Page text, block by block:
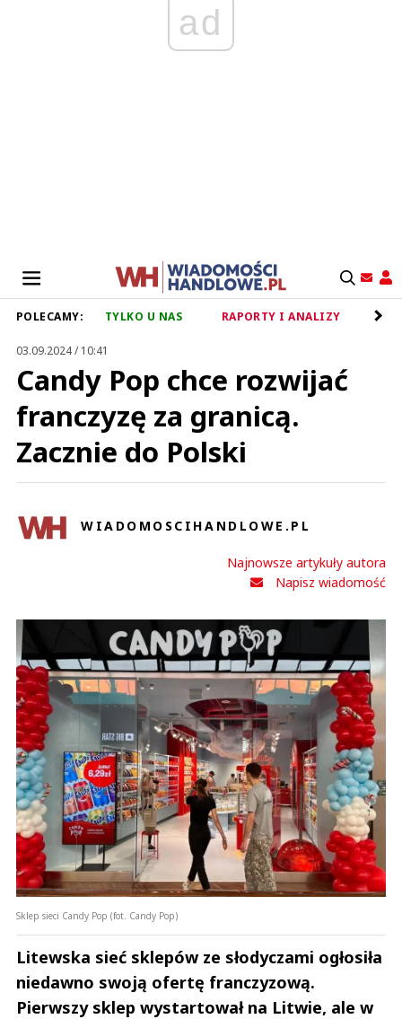
ad
POLECAMY: TYLKO U NAS RAPORTY I ANALIZY
03.09.2024 / 10:41
Candy Pop chce rozwijać
franczyzę za granicą.
Zacznie do Polski
WIADOMOSCIHANDLOWE.PL
Najnowsze artykuły autora
Napisz wiadomość
Sklep sieci Candy Pop (fot. Candy Pop)
Litewska sieć sklepów ze słodyczami ogłosiła
niedawno swoją ofertę franczyzową.
Pierwszy sklep wystartował na Litwie, ale w